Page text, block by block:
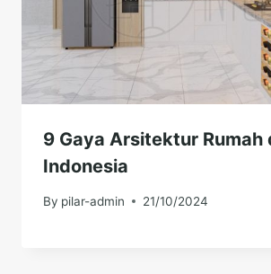
9 Gaya Arsitektur Rumah
Indonesia
By pilar-admin 21/10/2024